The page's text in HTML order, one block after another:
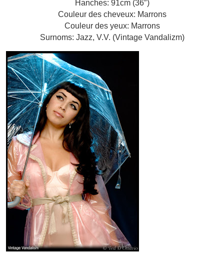
Hanches: 91cm (36″)
Couleur des cheveux: Marrons
Couleur des yeux: Marrons
Surnoms: Jazz, V.V. (Vintage Vandalizm)